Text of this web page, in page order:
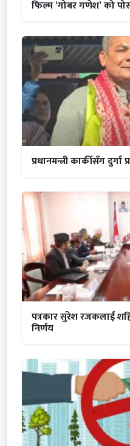
फिल्म ‘गोबर गणेश’ को
प्रधानमन्त्री कार्कीसँग
पत्रकार सुरेश रजकलाई
निर्णय